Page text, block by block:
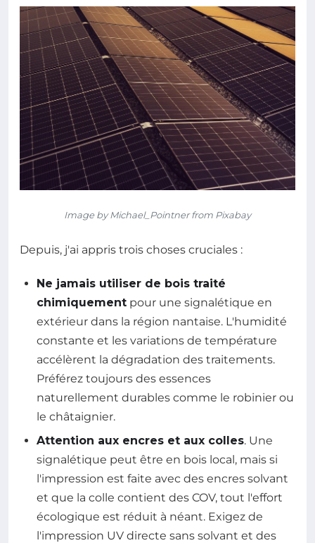
Image by Michael_Pointner from Pixabay
Depuis, j'ai appris trois choses cruciales :
Ne jamais utiliser de bois traité
chimiquement pour une signalétique en
extérieur dans la région nantaise. L'humidité
constante et les variations de température
accélèrent la dégradation des traitements.
Préférez toujours des essences
naturellement durables comme le robinier ou
le châtaignier.
Attention aux encres et aux colles. Une
signalétique peut être en bois local, mais si
l'impression est faite avec des encres solvant
et que la colle contient des COV, tout l'effort
écologique est réduit à néant. Exigez de
l'impression UV directe sans solvant et des